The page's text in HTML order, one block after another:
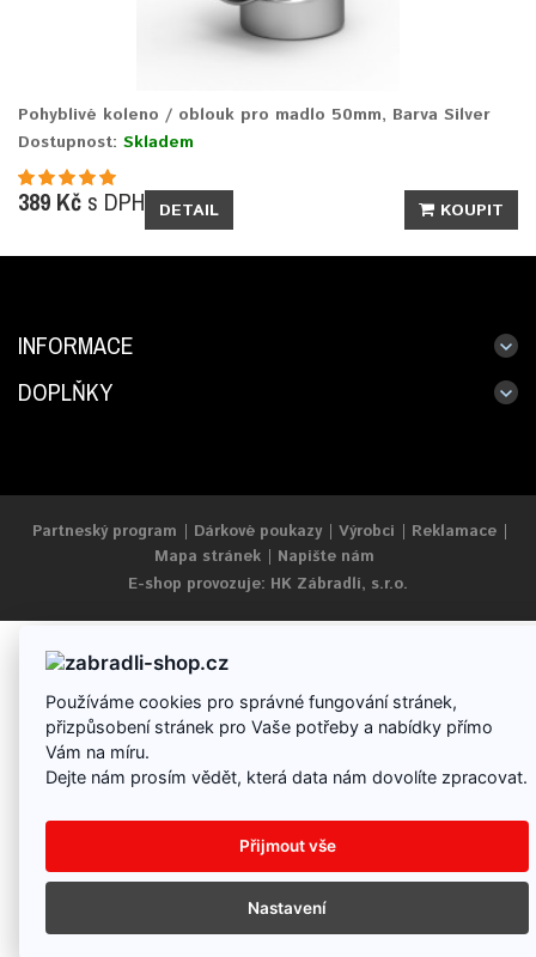
Pohyblivé koleno / oblouk pro madlo 50mm, Barva Silver
Dostupnost: Skladem
389 Kč s DPH DETAIL KOUPIT
INFORMACE
DOPLŇKY
Partneský program Dárkové poukazy Výrobci
Reklamace
Mapa stránek
Napište nám
E-shop provozuje: HK Zábradlí, s.r.o.
Používáme cookies pro správné fungování stránek,
přizpůsobení stránek pro Vaše potřeby a nabídky přímo
Vám na míru.
Dejte nám prosím vědět, která data nám dovolíte zpracovat.
Přijmout vše
Nastavení